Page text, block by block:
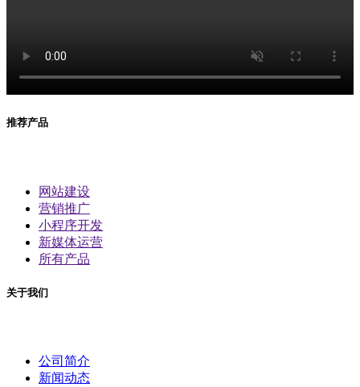
推荐产品
网站建设
营销推广
小程序开发
新媒体运营
所有产品
关于我们
公司简介
新闻动态